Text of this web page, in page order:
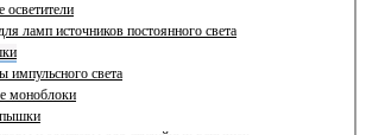
осветители
ламп источников постоянного света
импульсного света
моноблоки